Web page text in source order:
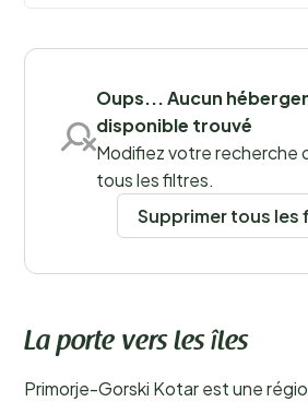
splendeur préservée de
Oups... Aucun
disponible trouvé
Modifiez votre recherche
tous les filtres.
Supprimer tous les
La porte vers les îles
Primorje-Gorski Kotar est une